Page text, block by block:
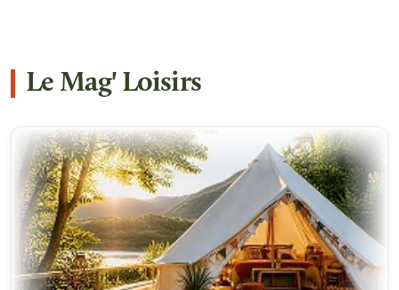
Le Mag' Loisirs